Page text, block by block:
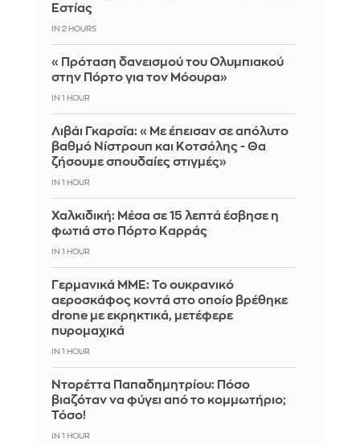
Εστίας
IN 2 HOURS
«Πρόταση δανεισμού του Ολυμπιακού
στην Πόρτο για τον Μόουρα»
IN 1 HOUR
Λιβάι Γκαρσία: «Με έπεισαν σε απόλυτο
βαθμό Νίστρουπ και Κοτσόλης - Θα
ζήσουμε σπουδαίες στιγμές»
IN 1 HOUR
Χαλκιδική: Μέσα σε 15 λεπτά έσβησε η
φωτιά στο Πόρτο Καρράς
IN 1 HOUR
Γερμανικά ΜΜΕ: Το ουκρανικό
αεροσκάφος κοντά στο οποίο βρέθηκε
drone με εκρηκτικά, μετέφερε
πυρομαχικά
IN 1 HOUR
Ντορέττα Παπαδημητρίου: Πόσο
βιαζόταν να φύγει από το κομμωτήριο;
Τόσο!
IN 1 HOUR